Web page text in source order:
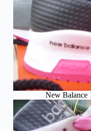
New Balance